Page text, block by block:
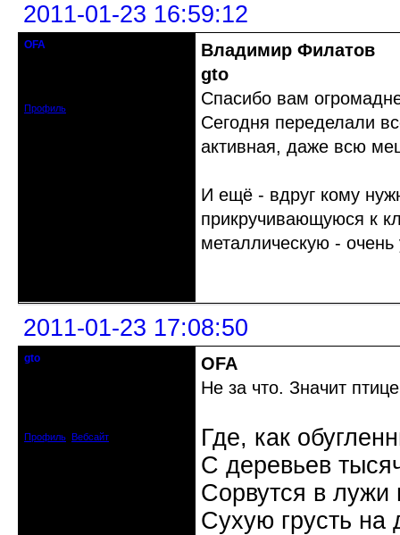
2011-01-23 16:59:12
OFA
Профиль
Владимир Филатов
gto
Спасибо вам
Сегодня переделали
активная, даже всю
И ещё - вдруг кому
прикручивающуюся к
металлическую -
2011-01-23 17:08:50
gto
Профиль Вебсайт
OFA
Не за что. Значит
Где, как
С деревьев
Сорвутся в лужи
Сухую грусть на